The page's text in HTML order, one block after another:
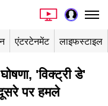
एंटरटेनमेंट लाइफस्टाइल
'विक्ट्री डे'
पर हमले